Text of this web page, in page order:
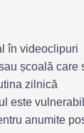
în videoclipuri
școală
zilnică
este
anumite